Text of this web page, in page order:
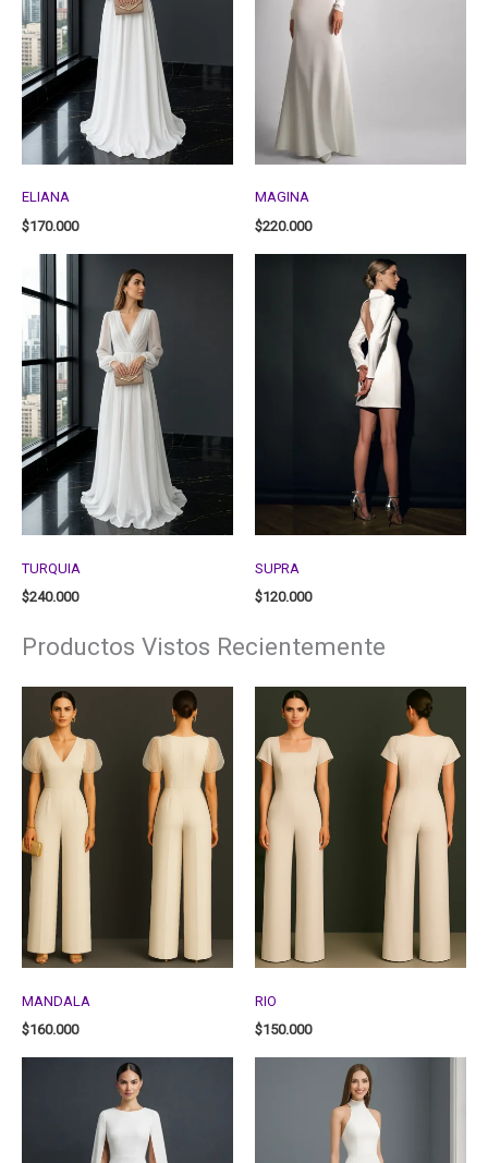
ELIANA
$170.000
MAGINA
$220.000
TURQUIA
$240.000
SUPRA
$120.000
Productos Vistos Recientemente
MANDALA
$160.000
RIO
$150.000